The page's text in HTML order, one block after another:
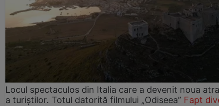
Locul spectaculos din Italia care a devenit noua
a turiștilor. Totul datorită filmului „Odiseea” Fapt